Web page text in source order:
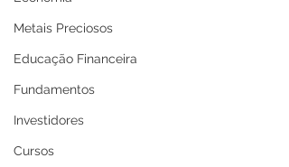
Metais Preciosos
Educação Financeira
Fundamentos
Investidores
Cursos